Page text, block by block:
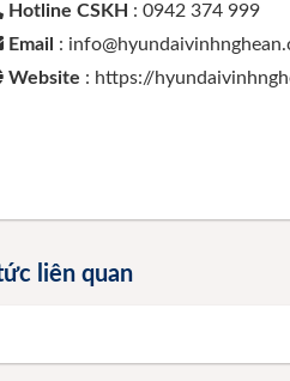
Hotline CSKH : 0942 374 999
Email :
Website : https://
tức liên quan